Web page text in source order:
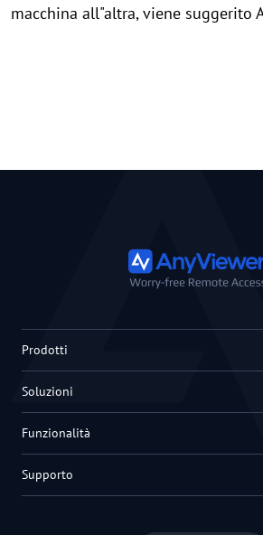
macchina all"altra, viene suggerito
Prodotti
Soluzioni
Funzionalità
Supporto